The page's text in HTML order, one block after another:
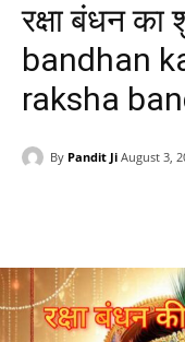
रक्षा बंधन
bandhan
raksha
By Pandit Ji August 3,